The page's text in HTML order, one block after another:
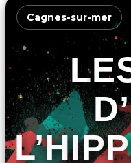
Cagnes-sur-mer